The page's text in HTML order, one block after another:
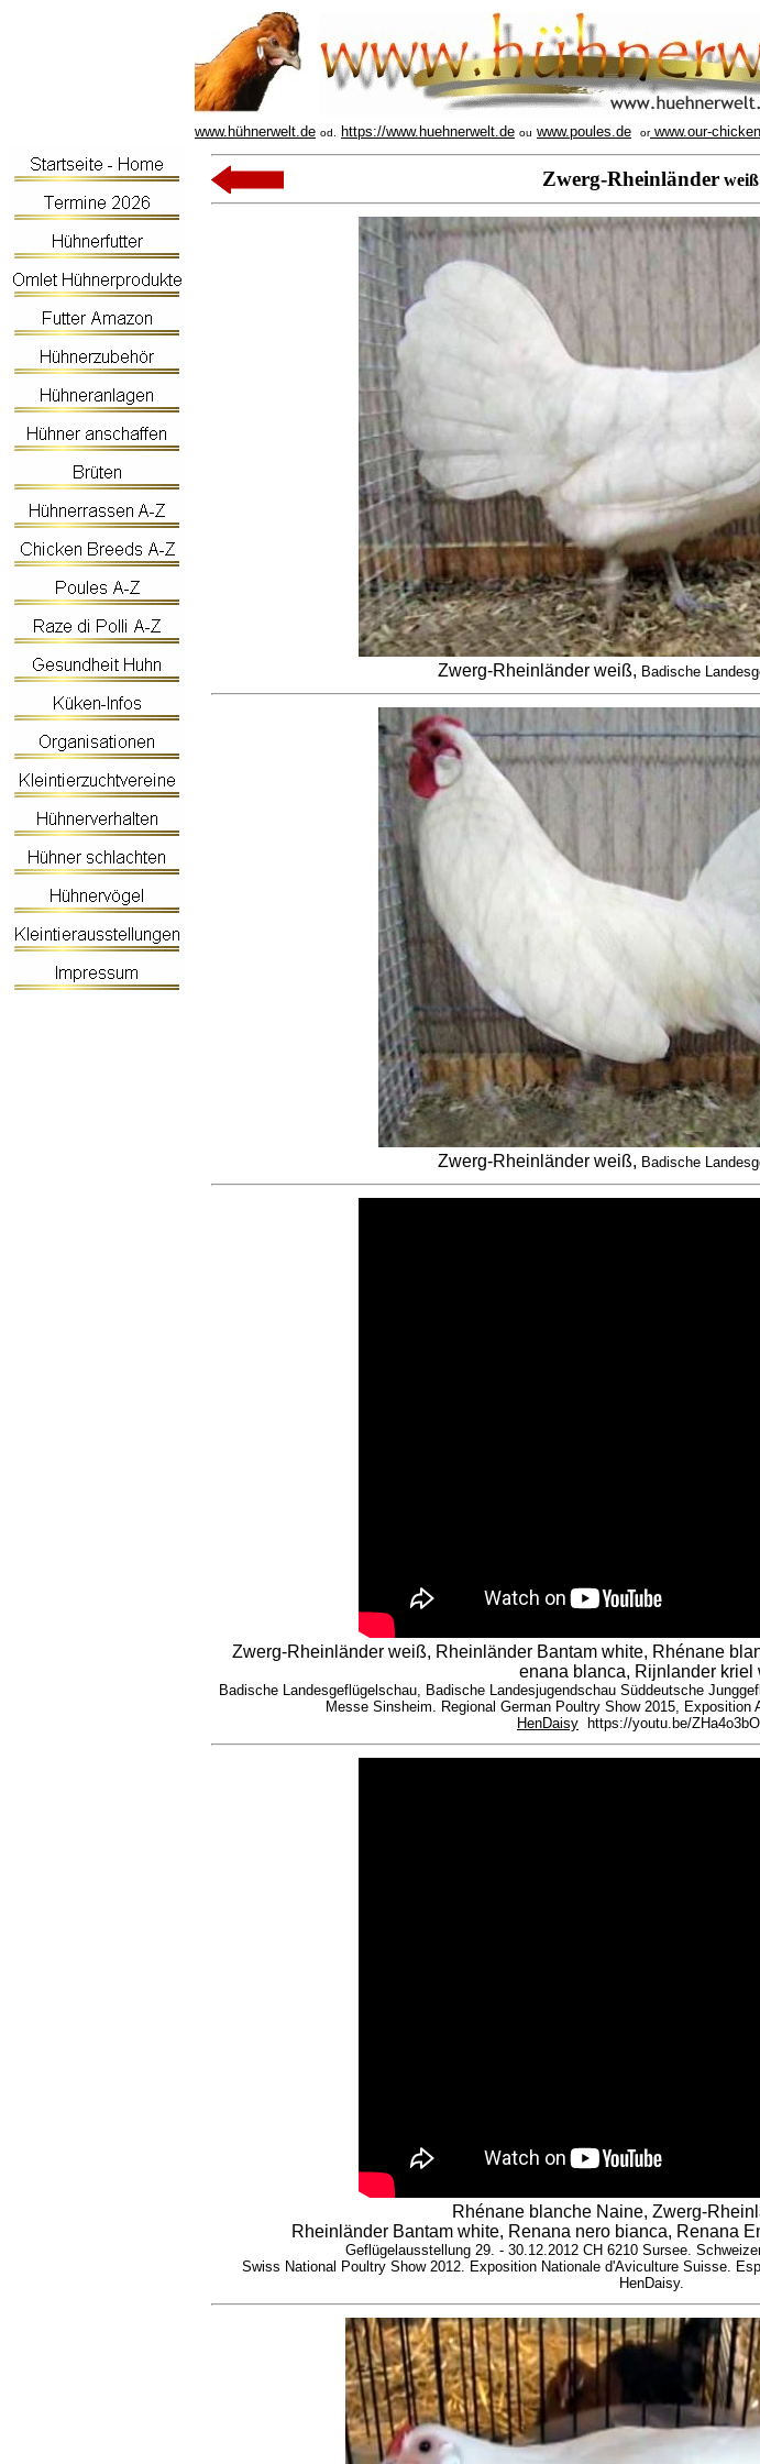
www.hühnerwelt.de od. https://www.huehnerwelt.de ou www.poules.de orwww.our-
Zwerg-Rheinländer weiß
Zwerg-Rheinländer weiß, Badische
Zwerg-Rheinländer weiß, Badische
Zwerg-Rheinländer weiß, Rheinländer Bantam white, Rhénane
enana blanca, Rijnlander kriel
Badische Landesgeflügelschau, Badische Landesjugendschau Süddeutsche
Messe Sinsheim. Regional German Poultry Show 2015, Exposition
HenDaisy https://youtu.be/
Rhénane blanche Naine, Zwerg-
Rheinländer Bantam white, Renana nero bianca, Renana
Geflügelausstellung 29. - 30.12.2012 CH 6210 Sursee.
Swiss National Poultry Show 2012. Exposition Nationale d'Aviculture Suisse.
HenDaisy.